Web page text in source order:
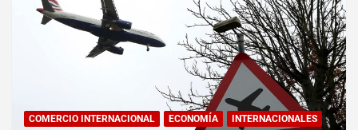
COMERCIO INTERNACIONAL ECONOMÍA
INTERNACIONALES